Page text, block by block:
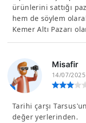
ürünlerini sattığı
hem de söylem
Kemer Altı Pazarı
Misafir
14/07/
Tarihi çarşı
değer yerlerinden.